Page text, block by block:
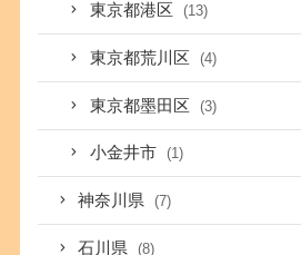
東京都港区 (13)
東京都荒川区 (4)
東京都墨田区 (3)
小金井市 (1)
神奈川県 (7)
石川県 (8)